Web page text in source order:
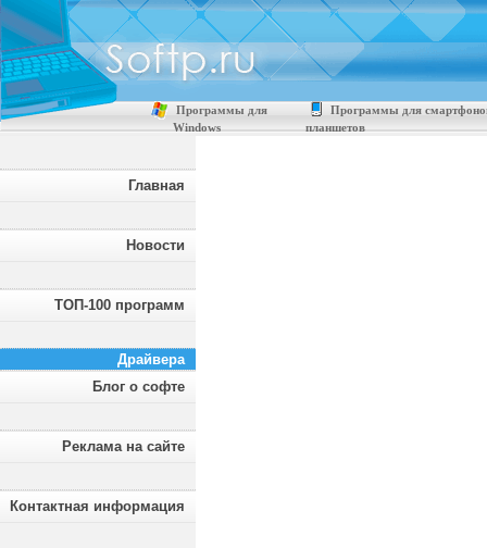
Программы для
Windows
Программы для
планшетов
Главная
Новости
ТОП-100 программ
Драйвера
Блог о софте
Реклама на сайте
Контактная информация